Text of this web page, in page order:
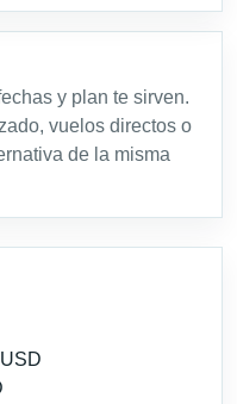
y plan te sirven.
vuelos directos o
de la misma